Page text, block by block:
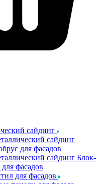
сайдинг
сайдинг
для фасадов
сайдинг Блок-
для фасадов
для фасадов